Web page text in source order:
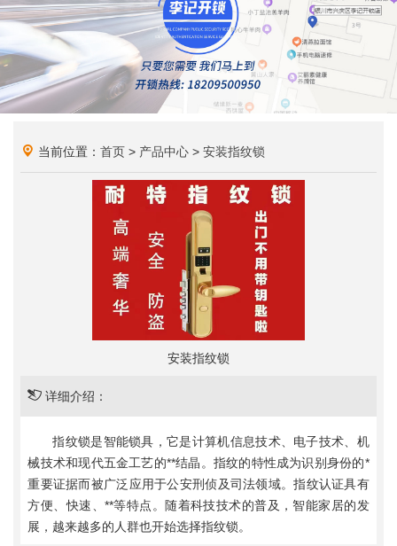
当前位置：首页 > 产品中心 >安装指纹锁
安装指纹锁
详细介绍：
指纹锁是智能锁具，它是计算机信息技术、电子技术、机
械技术和现代五金工艺的**结晶。指纹的特性成为识别身份的*
重要证据而被广泛应用于公安刑侦及司法领域。指纹认证具有
方便、快速、**等特点。随着科技技术的普及，智能家居的发
展，越来越多的人群也开始选择指纹锁。